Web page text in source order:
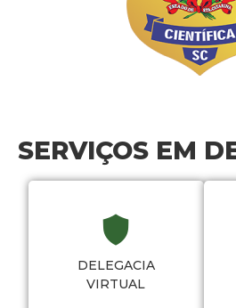
SERVIÇOS EM
DELEGACIA
VIRTUAL